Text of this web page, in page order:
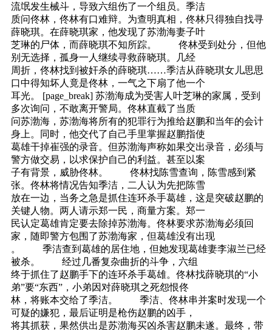
流氓发生械斗，导致六组伤了一个组员。季洁
质问佟林，佟林有口难辩。为查明真相，佟林只得独自找寻
薛晓琪。在薛晓琪家，他发现了苏渤海妻子叶
芝琳的尸体，而薛晓琪不知所踪。 佟林受到处分，但他
别无选择，孤身一人继续寻救薛晓琪。几经
周折，佟林找到被奸杀的薛晓琪……季洁从薛晓琪女儿思思
口中得知坏人竟是佟林，一气之下扇了他一个
耳光。 [page_break] 苏渤海成为受害人叶芝琳的家属，受到
多次询问，不敢离开警局。佟林直截了当质
问苏渤海，苏渤海将所有的犯罪行为推给赵鹏和当年的会计
身上。同时，他交代了自己手里掌握赵鹏指使
葛雄干掉崔强的录音。但苏渤海声称如果交出录音，必须与
警方做交易，以求保护自己的利益。甚至以案
子有背景，威胁佟林。 佟林找陈雪查询，陈雪感到紧
张。佟林将情况告知季洁，二人认为先把陈雪
放在一边，当务之急是抓住连环杀手葛雄，这是突破赵鹏的
关键人物。两人请示郑一民，商量方案。郑一
民认定葛雄肯定要去除掉苏渤海。佟林要求苏渤海必须回
家，随即警方包围了苏渤海家，但葛雄没有出现
。 季洁查到葛雄的居住地，但她发现葛雄妻李淑兰已经
被杀。 经过几番复杂曲折的斗争，六组
终于抓住了赵鹏手下的连环杀手葛雄。佟林找薛晓琪的“小
弟”要“东西”，小弟因对薛晓琪之死怨恨佟
林，将账本交给了季洁。 季洁、佟林串并案时发现一个
可疑的嫌犯，最后证明是枪伤赵鹏的凶手，
将其抓获，果然供出是苏渤海买凶杀害赵鹏未遂。最终，带